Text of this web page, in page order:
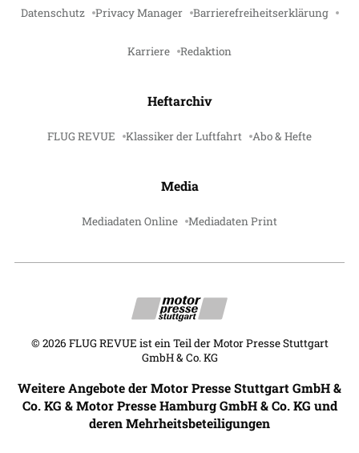
Datenschutz Privacy Manager Barrierefreiheitserklärung
Karriere Redaktion
Heftarchiv
FLUG REVUE Klassiker der Luftfahrt Abo & Hefte
Media
Mediadaten Online Mediadaten Print
© 2026 FLUG REVUE ist ein Teil der Motor Presse Stuttgart
GmbH & Co. KG
Weitere Angebote der Motor Presse Stuttgart GmbH &
Co. KG & Motor Presse Hamburg GmbH & Co. KG und
deren Mehrheitsbeteiligungen